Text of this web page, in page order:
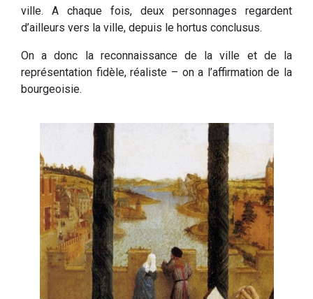
ville. A chaque fois, deux personnages regardent
d’ailleurs vers la ville, depuis le hortus conclusus.
On a donc la reconnaissance de la ville et de la
représentation fidèle, réaliste – on a l’affirmation de la
bourgeoisie.